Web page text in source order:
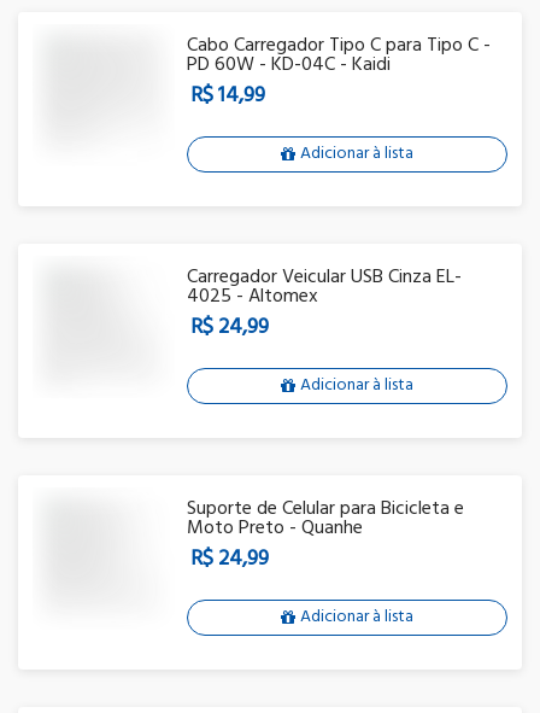
Cabo Carregador Tipo C para Tipo C -
PD 60W - KD-04C - Kaidi
R$ 14,99
Adicionar à lista
Carregador Veicular USB Cinza EL-
4025 - Altomex
R$ 24,99
Adicionar à lista
Suporte de Celular para Bicicleta e
Moto Preto - Quanhe
R$ 24,99
Adicionar à lista